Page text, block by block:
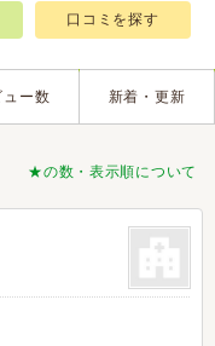
口コミを探す
ュー数 新着・更新
★の数・表示順について